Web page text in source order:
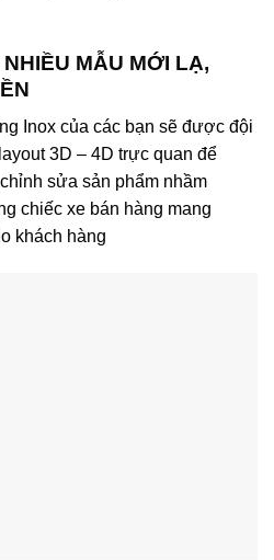
MẪU MỚI LẠ,
Inox của các bạn sẽ được đội
3D – 4D trực quan để
sửa sản phẩm nhầm
chiếc xe bán hàng mang
khách hàng